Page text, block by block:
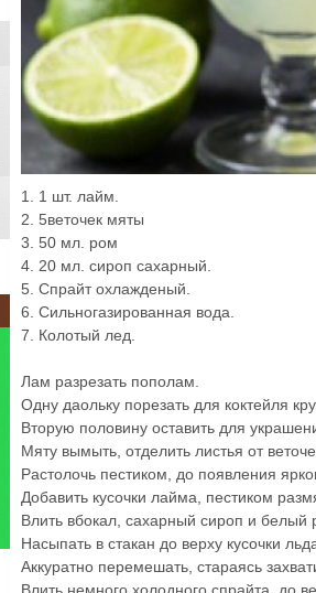
1. 1 шт. лайм.
2. 5веточек мяты
3. 50 мл. ром
4. 20 мл. сироп сахарный.
5. Спрайт охлажденый.
6. Сильногазированная вода.
7. Колотый лед.
Лам разрезать пополам.
Одну даольку порезать для коктейля
Вторую половину оставить для
Мяту вымыть, отделить листья от
Растолочь пестиком, до появления
Добавить кусочки лайма, пестиком
Влить вбокал, сахарный сироп и белый
Насыпать в стакан до верху кусочки
Аккуратно перемешать, стараясь